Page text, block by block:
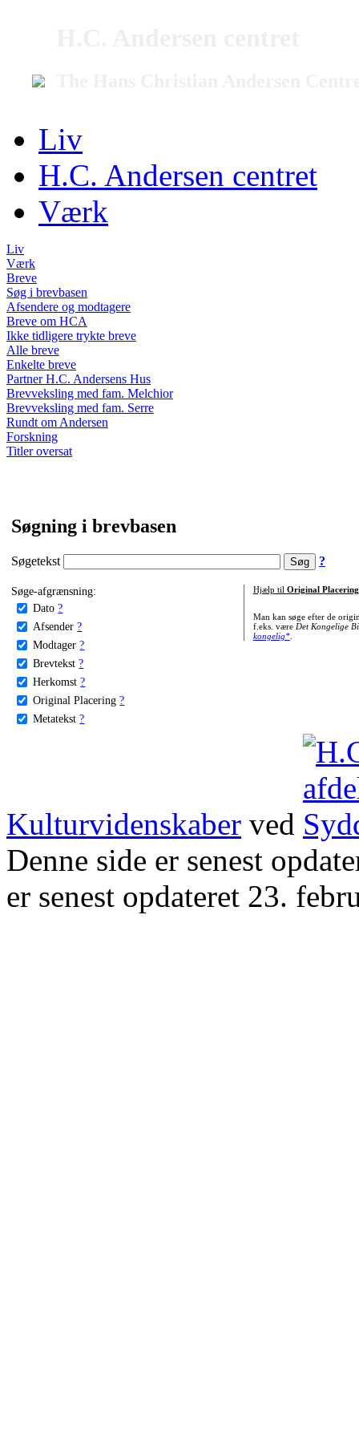
Liv
H.C. Andersen centret
Værk
Liv
Værk
Breve
Søg i brevbasen
Afsendere og modtagere
Breve om HCA
Ikke tidligere trykte breve
Alle breve
Enkelte breve
Partner H.C. Andersens Hus
Brevveksling med fam. Melchior
Brevveksling med fam. Serre
Rundt om Andersen
Forskning
Titler oversat
Søgning i brevbasen
Søgetekst ?
Søge-afgrænsning:
Dato ?
Afsender ?
Modtager ?
Brevtekst ?
Herkomst ?
Original Placering ?
Metatekst ?
Hjælp til Original Placering
Man kan søge efter de
f.eks. være Det Kongelige
kongelig*.
Kulturvidenskaber ved
Denne side er senest
er senest opdateret 23.